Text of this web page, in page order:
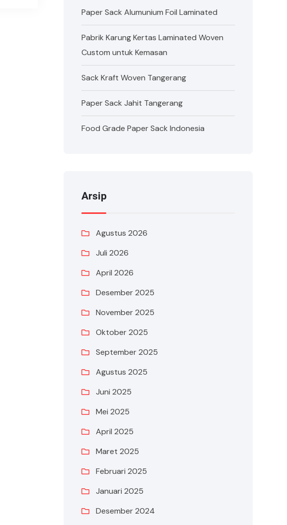
Paper Sack Alumunium Foil Laminated
Pabrik Karung Kertas Laminated Woven
Custom untuk Kemasan
Sack Kraft Woven Tangerang
Paper Sack Jahit Tangerang
Food Grade Paper Sack Indonesia
Arsip
Agustus 2026
Juli 2026
April 2026
Desember 2025
November 2025
Oktober 2025
September 2025
Agustus 2025
Juni 2025
Mei 2025
April 2025
Maret 2025
Februari 2025
Januari 2025
Desember 2024